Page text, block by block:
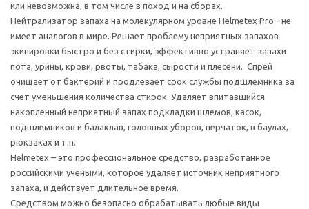
или невозможна, в том числе в поход и на сборах.
Нейтрализатор запаха на молекулярном уровне Helmetex Pro - не
имеет аналогов в мире. Решает проблему неприятных запахов
экипировки быстро и без стирки, эффективно устраняет запахи
пота, урины, крови, рвоты, табака, сырости и плесени. Спрей
очищает от бактерий и продлевает срок службы подшлемника за
счет уменьшения количества стирок. Удаляет впитавшийся
накопленный неприятный запах подкладки шлемов, касок,
подшлемников и балаклав, головных уборов, перчаток, в баулах,
рюкзаках и т.п.
Helmetex – это профессиональное средство, разработанное
российскими учеными, которое удаляет источник неприятного
запаха, и действует длительное время.
Средством можно безопасно обрабатывать любые виды